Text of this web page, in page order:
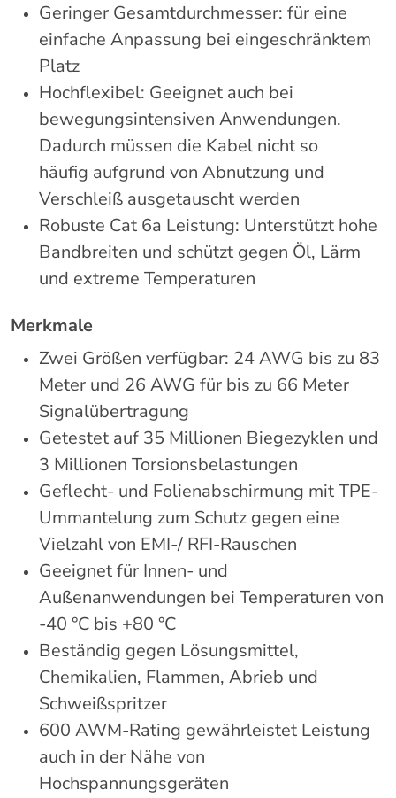
Geringer Gesamtdurchmesser: für eine
einfache Anpassung bei eingeschränktem
Platz
Hochflexibel: Geeignet auch bei
bewegungsintensiven Anwendungen.
Dadurch müssen die Kabel nicht so
häufig aufgrund von Abnutzung und
Verschleiß ausgetauscht werden
Robuste Cat 6a Leistung: Unterstützt hohe
Bandbreiten und schützt gegen Öl, Lärm
und extreme Temperaturen
Merkmale
Zwei Größen verfügbar: 24 AWG bis zu 83
Meter und 26 AWG für bis zu 66 Meter
Signalübertragung
Getestet auf 35 Millionen Biegezyklen und
3 Millionen Torsionsbelastungen
Geflecht- und Folienabschirmung mit TPE-
Ummantelung zum Schutz gegen eine
Vielzahl von EMI-/ RFI-Rauschen
Geeignet für Innen- und
Außenanwendungen bei Temperaturen von
-40 °C bis +80 °C
Beständig gegen Lösungsmittel,
Chemikalien, Flammen, Abrieb und
Schweißspritzer
600 AWM-Rating gewährleistet Leistung
auch in der Nähe von
Hochspannungsgeräten